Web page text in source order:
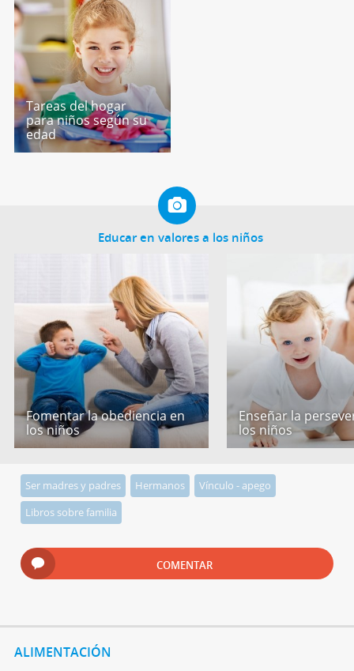
Tareas del hogar
para niños según su
edad
Educar en valores a los niños
Fomentar la obediencia en
los niños
Enseñar la
los niños
Ser madres y padres Hermanos
Vínculo - apego
Libros sobre familia
COMENTAR
ALIMENTACIÓN